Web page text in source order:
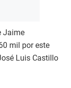
Jaime
mil por este
Luis Castillo